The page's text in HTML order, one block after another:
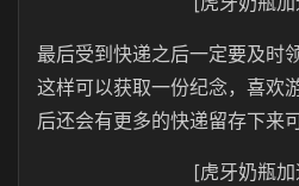
最后受到快递之后一定要及时
这样可以获取一份纪念，喜欢
后还会有更多的快递留存下来
[虎牙奶瓶